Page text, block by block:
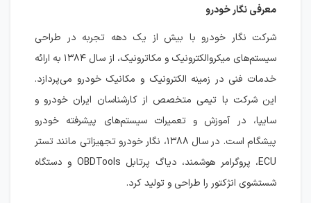
معرفی نگار خودرو
شرکت نگار خودرو با بیش از یک دهه تجربه در طراحی
سیستم‌های میکروالکترونیک و مکاترونیک، از سال ۱۳۸۴ به ارائه
خدمات فنی در زمینه الکترونیک و مکانیک خودرو می‌پردازد.
این شرکت با تیمی متخصص از کارشناسان ایران خودرو و
سایپا، در آموزش و تعمیرات سیستم‌های پیشرفته خودرو
پیشگام است. در سال ۱۳۸۸، نگار خودرو تجهیزاتی مانند تستر
ECU، پروگرامر هوشمند، دیاگ پرتابل OBDTools و دستگاه
شستشوی انژکتور را طراحی و تولید کرد.